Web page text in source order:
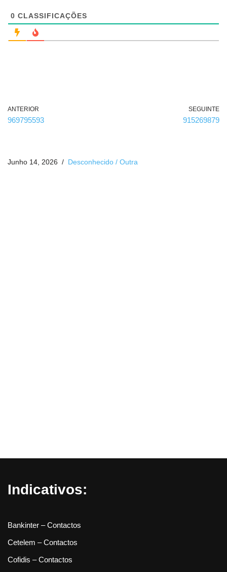
a
ó
0 CLASSIFICAÇÕES
ANTERIOR
969795593
SEGUINTE
915269879
Junho 14, 2026 Desconhecido / Outra
Indicativos:
Bankinter – Contactos
Cetelem – Contactos
Cofidis – Contactos